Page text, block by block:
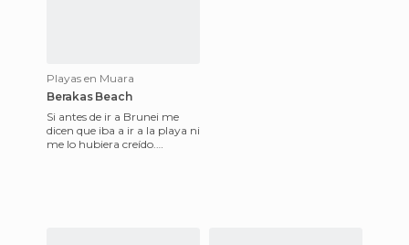
Playas en Muara
Berakas Beach
Si antes de ir a Brunei me
dicen que iba a ir a la playa ni
me lo hubiera creído.